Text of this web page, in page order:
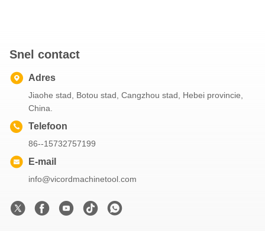
Snel contact
Adres
Jiaohe stad, Botou stad, Cangzhou stad, Hebei provincie,
China.
Telefoon
86--15732757199
E-mail
info@vicordmachinetool.com